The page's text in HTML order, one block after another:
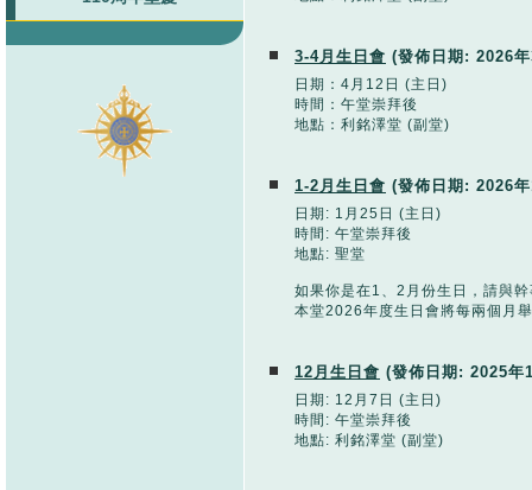
3-4月生日會 (發佈日期: 2026
日期：4月12日 (主日)
時間：午堂崇拜後
地點：利銘澤堂 (副堂)
1-2月生日會 (發佈日期: 2026
日期: 1月25日 (主日)
時間: 午堂崇拜後
地點: 聖堂
如果你是在1、2月份生日，請與
本堂2026年度生日會將每兩個月
12月生日會 (發佈日期: 2025年
日期: 12月7日 (主日)
時間: 午堂崇拜後
地點: 利銘澤堂 (副堂)